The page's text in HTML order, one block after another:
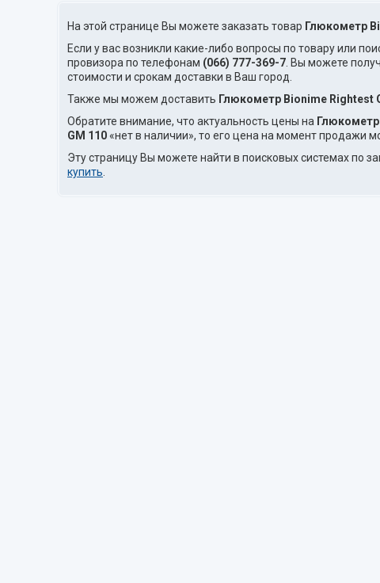
На этой странице Вы можете заказать товар Глюкометр
Если у вас возникли какие-либо вопросы по товару или
провизора по телефонам (066) 777-369-7 . Вы можете
стоимости и срокам доставки в Ваш город.
Также мы можем доставить Глюкометр Bionime Rightest
Обратите внимание, что актуальность цены на
GM 110«нет в наличии», то его цена на момент продажи
Эту страницу Вы можете найти в поисковых системах по
купить